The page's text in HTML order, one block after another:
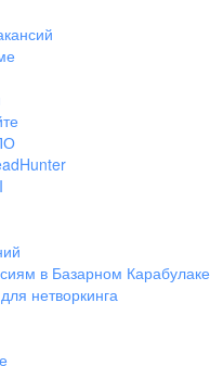
в Базарном Карабулаке
нетворкинга